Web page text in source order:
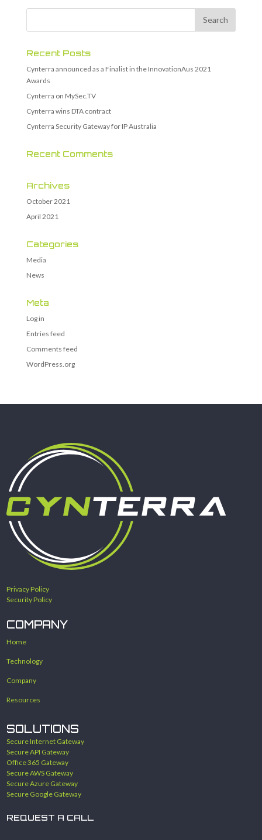
Recent Posts
Cynterra announced as a Finalist in the InnovationAus 2021
Awards
Cynterra on MySec.TV
Cynterra wins DTA contract
Cynterra Security Gateway for IP Australia
Recent Comments
Archives
October 2021
April 2021
Categories
Media
News
Meta
Log in
Entries feed
Comments feed
WordPress.org
Privacy Policy
Security Policy
COMPANY
Home
Technology
Company
Resources
SOLUTIONS
Secure Internet Gateway
Secure API Gateway
Office 365 Gateway
Secure AWS Gateway
Secure Azure Gateway
Secure Google Gateway
REQUEST A CALL